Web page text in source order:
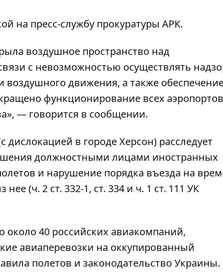
на пресс-службу прокуратуры АРК.
воздушное пространство над
с невозможностью осуществлять
воздушного движения, а также
функционирование всех аэропортов
— говорится в сообщении.
в городе Херсон) расследует
должностными лицами иностранных
и нарушение порядка въезда на
(ч. 2 ст. 332-1, ст. 334 и ч. 1 ст. 111 УК
около 40 российских авиакомпаний,
авиаперевозки на оккупированный
полетов и законодательство Украины.